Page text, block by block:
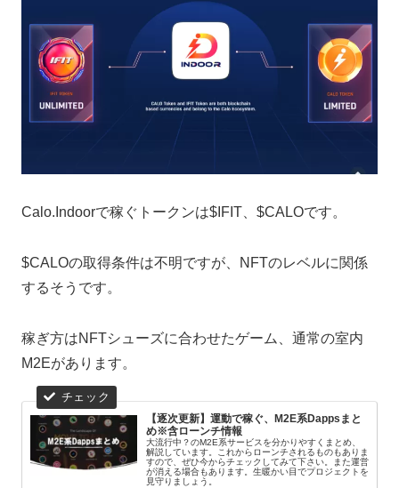
Calo.Indoorで稼ぐトークンは$IFIT、$CALOです。
$CALOの取得条件は不明ですが、NFTのレベルに関係
するそうです。
稼ぎ方はNFTシューズに合わせたゲーム、通常の室内
M2Eがあります。
【逐次更新】運動で稼ぐ、M2E系Dappsまと
め※含ローンチ情報
大流行中？のM2E系サービスを分かりやすくまとめ、
解説しています。これからローンチされるものもありま
すので、ぜひ今からチェックしてみて下さい。また運営
が消える場合もあります。生暖かい目でプロジェクトを
見守りましょう。